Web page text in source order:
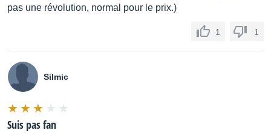
pas une révolution, normal pour le prix.)
1 1
Silmic
Suis pas fan